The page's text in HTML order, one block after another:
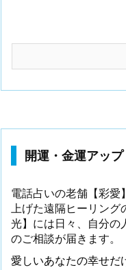
開運・金運アッ
電話占いの老舗【彩
上げた遠隔ヒーリング
光】には日々、自分の
のご相談が届きます。
愛しいあなたの幸せだ